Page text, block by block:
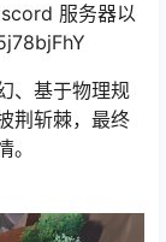
服务器以
、基于物理规
荆斩棘，最终